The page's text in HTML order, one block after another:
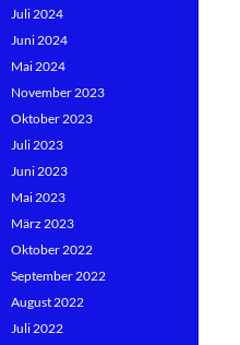
Juli 2024
Juni 2024
Mai 2024
November 2023
Oktober 2023
Juli 2023
Juni 2023
Mai 2023
März 2023
Oktober 2022
September 2022
August 2022
Juli 2022